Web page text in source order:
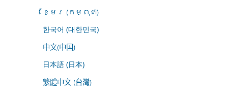
ខ្មែរ (កម្ពុជា)
한국어 (대한민국)
中文(中国)
日本語 (日本)
繁體中文 (台灣)